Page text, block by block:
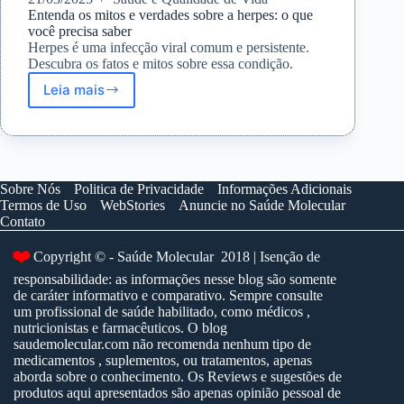
Entenda os mitos e verdades sobre a herpes: o que
você precisa saber
Herpes é uma infecção viral comum e persistente.
Descubra os fatos e mitos sobre essa condição.
Leia maisEntenda
mitos
sobre
a
o
que
precisa
saber
Sobre Nós Politica de Privacidade
Informações Adicionais
Termos de Uso
WebStories
Anuncie no Saúde Molecular
Contato
❤️Copyright © - Saúde Molecular 2018 | Isenção de
responsabilidade: as informações nesse blog são somente
de caráter informativo e comparativo. Sempre consulte
um profissional de saúde habilitado, como médicos ,
nutricionistas e farmacêuticos. O blog
saudemolecular.com não recomenda nenhum tipo de
medicamentos , suplementos, ou tratamentos, apenas
aborda sobre o conhecimento. Os Reviews e sugestões de
produtos aqui apresentados são apenas opinião pessoal de